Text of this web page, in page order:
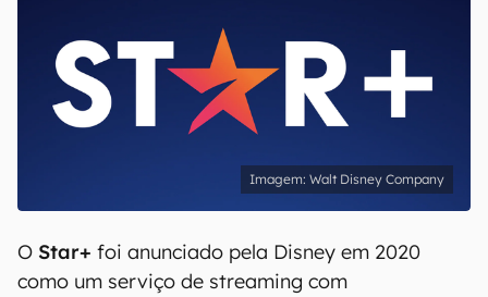
Walt Disney Company
O Star+ foi anunciado pela Disney em 2020
como um serviço de streaming com